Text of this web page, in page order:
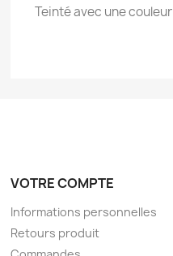
Teinté avec une
VOTRE COMPTE
Informations personnelles
Retours produit